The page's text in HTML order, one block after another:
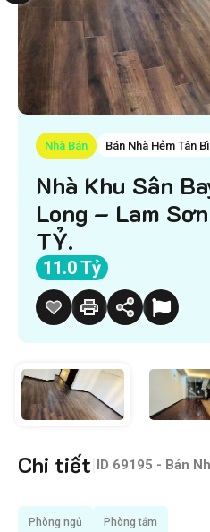
Nhà Bán Bán Nhà Hẻm Tân
Nhà Khu Sân
Long – Lam
TỶ.
11.0 Tỷ
Chi tiết ID 69195 - Bán
Phòng ngủ
Phòng tắm